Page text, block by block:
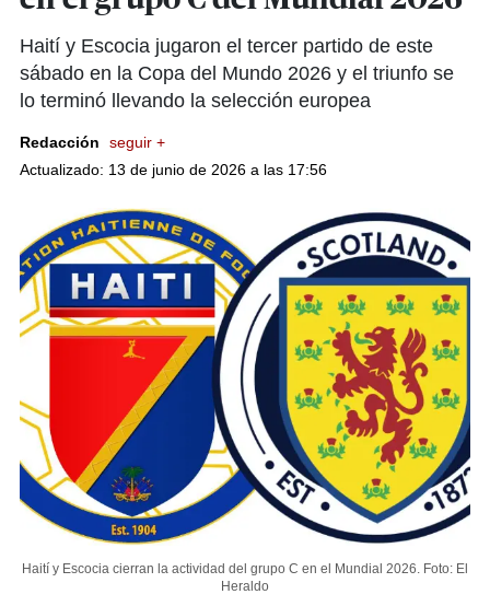
Haití y Escocia jugaron el tercer partido de este
sábado en la Copa del Mundo 2026 y el triunfo se
lo terminó llevando la selección europea
Redacción
seguir +
Actualizado: 13 de junio de 2026 a las 17:56
Haití y Escocia cierran la actividad del grupo C en el Mundial 2026. Foto: El
Heraldo